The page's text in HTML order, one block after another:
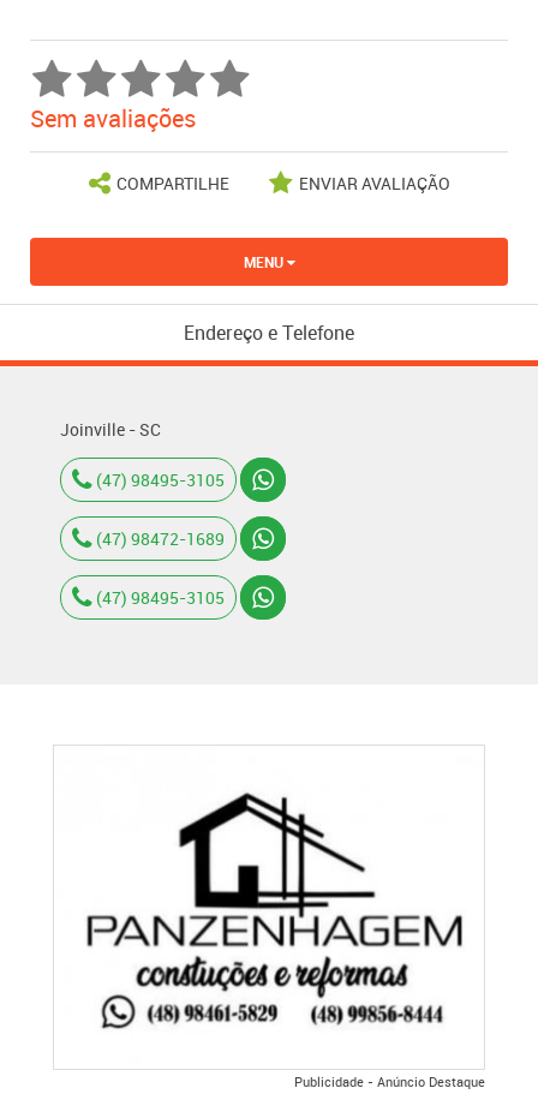
Sem avaliações
COMPARTILHE ENVIAR AVALIAÇÃO
MENU
Endereço e Telefone
Joinville - SC
(47) 98495-3105
(47) 98472-1689
(47) 98495-3105
Publicidade - Anúncio Destaque